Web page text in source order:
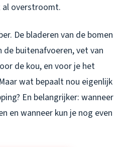
al overstroomt.
De bladeren van de bomen
de buitenafvoeren, vet van
de kou, en voor je het
wat bepaalt nou eigenlijk
En belangrijker: wanneer
en wanneer kun je nog even